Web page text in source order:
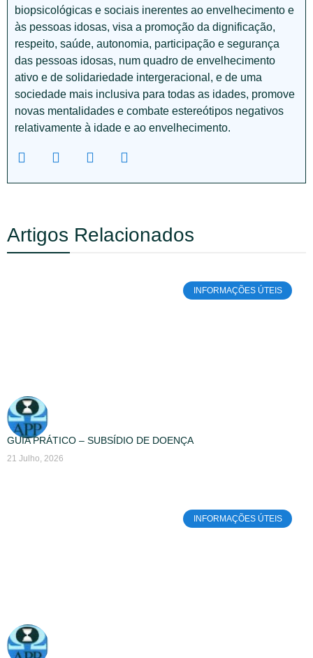
biopsicológicas e sociais inerentes ao envelhecimento e
às pessoas idosas, visa a promoção da dignificação,
respeito, saúde, autonomia, participação e segurança
das pessoas idosas, num quadro de envelhecimento
ativo e de solidariedade intergeracional, e de uma
sociedade mais inclusiva para todas as idades, promove
novas mentalidades e combate estereótipos negativos
relativamente à idade e ao envelhecimento.
Artigos Relacionados
INFORMAÇÕES ÚTEIS
GUIA PRÁTICO – SUBSÍDIO DE DOENÇA
21 Julho, 2026
INFORMAÇÕES ÚTEIS